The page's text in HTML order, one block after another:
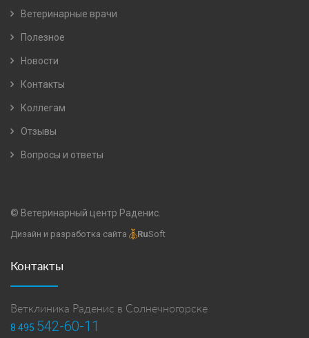
Ветеринарные врачи
Полезное
Новости
Контакты
Коллегам
Отзывы
Вопросы и ответы
© Ветеринарный центр Раденис.
Дизайн и разработка сайта RuSoft
Контакты
Ветклиника Раденис в Солнечногорске
8 495 542-60-11